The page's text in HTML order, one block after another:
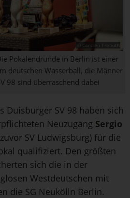
© Carsten Trebuth
Pokalendrunde in Berlin ist einer
deutschen Wasserball, die Männer
98 sind überraschend dabei
Duisburger SV 98 haben sich
Neuzugang Sergio
SV Ludwigsburg) für die
qualifiziert. Den größten
sich die in der
Westdeutschen mit
die SG Neukölln Berlin.